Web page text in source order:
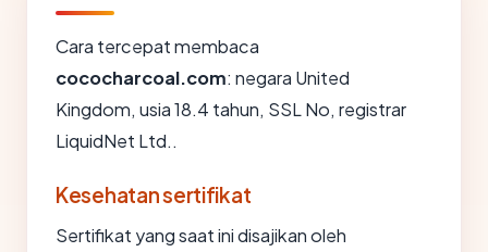
Cara tercepat membaca
cococharcoal.com: negara United
Kingdom, usia 18.4 tahun, SSL No, registrar
LiquidNet Ltd..
Kesehatan sertifikat
Sertifikat yang saat ini disajikan oleh